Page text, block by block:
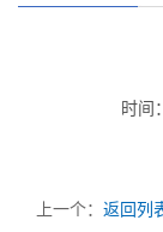
时间
上一个： 返回列